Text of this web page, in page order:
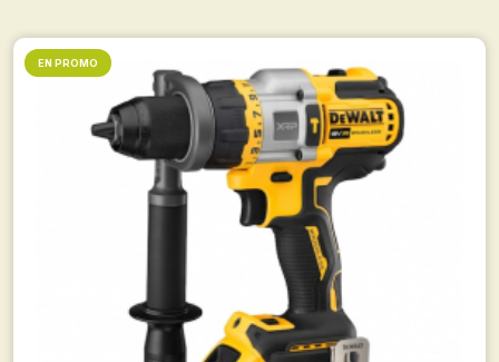
EN PROMO